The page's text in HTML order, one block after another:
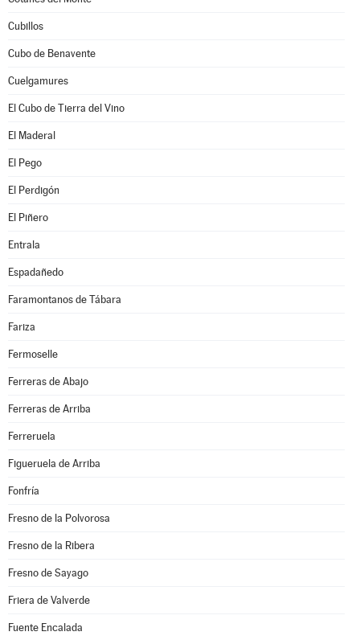
Cubillos
Cubo de Benavente
Cuelgamures
El Cubo de Tierra del Vino
El Maderal
El Pego
El Perdigón
El Piñero
Entrala
Espadañedo
Faramontanos de Tábara
Fariza
Fermoselle
Ferreras de Abajo
Ferreras de Arriba
Ferreruela
Figueruela de Arriba
Fonfría
Fresno de la Polvorosa
Fresno de la Ribera
Fresno de Sayago
Friera de Valverde
Fuente Encalada